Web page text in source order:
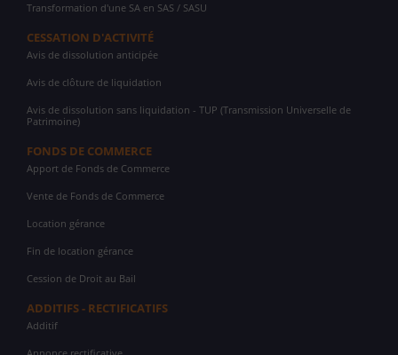
Transformation d'une SA en SAS / SASU
CESSATION D'ACTIVITÉ
Avis de dissolution anticipée
Avis de clôture de liquidation
Avis de dissolution sans liquidation - TUP (Transmission Universelle de
Patrimoine)
FONDS DE COMMERCE
Apport de Fonds de Commerce
Vente de Fonds de Commerce
Location gérance
Fin de location gérance
Cession de Droit au Bail
ADDITIFS - RECTIFICATIFS
Additif